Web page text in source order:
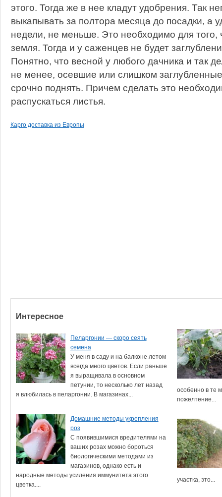
этого. Тогда же в нее кладут удобрения. Так
выкапывать за полтора месяца до посадки, а
недели, не меньше. Это необходимо для того,
земля. Тогда и у саженцев не будет
Понятно, что весной у любого дачника и так
не менее, осевшие или слишком
срочно поднять. Причем сделать это
распускаться листья.
Карго доставка из Европы
Интересное
Пеларгонии — скоро сеять
семена
У меня в саду и на балконе летом
всегда много цветов. Если раньше
я выращивала в основном
петунии, то несколько лет назад
я влюбилась в пеларгонии. В магазинах...
особенно в те
пожелтение...
Домашние методы укрепления
роз
С появившимися вредителями на
ваших розах можно бороться
биологическими методами из
магазинов, однако есть и
народные методы усиления иммунитета этого
цветка....
участка, это...